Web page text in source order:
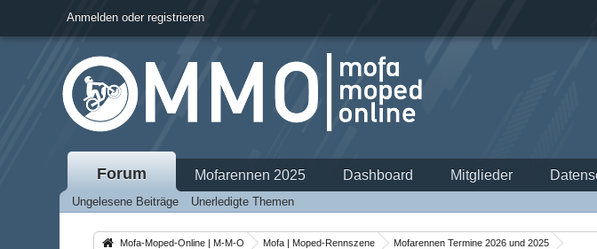
Anmelden oder registrieren
Forum Mofarennen 2025 Dashboard Mitglieder
Ungelesene Beiträge Unerledigte Themen
Mofa-Moped-Online | M-M-O Mofa | Moped-Rennszene Mofarennen Termine 2026 und 2025